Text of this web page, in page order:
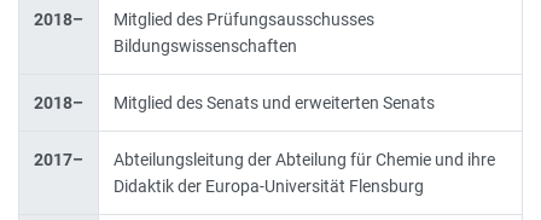
2018–
Mitglied des Prüfungsausschusses
Bildungswissenschaften
2018– Mitglied des Senats und erweiterten Senats
2017–
Abteilungsleitung der Abteilung für Chemie und ihre
Didaktik der Europa-Universität Flensburg